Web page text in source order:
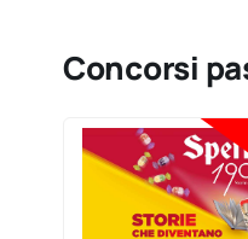
Concorsi